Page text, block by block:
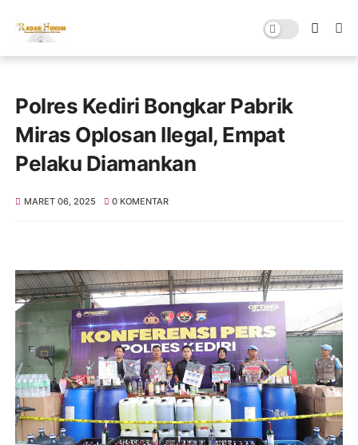
Polres Kediri Bongkar Pabrik
Miras Oplosan Ilegal, Empat
Pelaku Diamankan
MARET 06, 2025 0 KOMENTAR